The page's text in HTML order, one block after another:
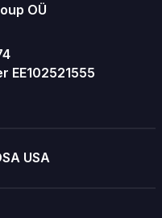
OÜ
EE102521555
USA